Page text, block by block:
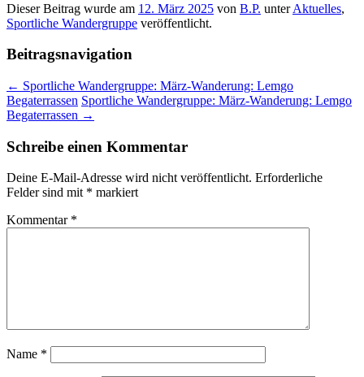
Dieser Beitrag wurde am 12. März 2025 von B.P. unterAktuelles,
Sportliche Wandergruppe veröffentlicht.
Beitragsnavigation
← Sportliche Wandergruppe: März-Wanderung: Lemgo
Begaterrassen Sportliche Wandergruppe: März-Wanderung: Lemgo
Begaterrassen →
Schreibe einen Kommentar
Deine E-Mail-Adresse wird nicht veröffentlicht. Erforderliche
Felder sind mit * markiert
Kommentar *
Name *